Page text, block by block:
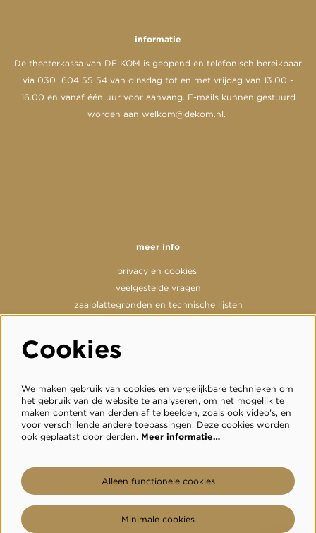
informatie
De theaterkassa van DE KOM is geopend en telefonisch bereikbaar
via 030 604 55 54 van dinsdag tot en met vrijdag van 13.00 -
16.00 en vanaf één uur voor aanvang. E-mails kunnen gestuurd
worden aan welkom@dekom.nl.
meer info
privacy en cookies
veelgestelde vragen
zaalplattegronden en technische lijsten
meld je aan voor de nieuwsbrief
Cookies
We maken gebruik van cookies en vergelijkbare technieken om
het gebruik van de website te analyseren, om het mogelijk te
maken content van derden af te beelden, zoals ook video’s, en
voor verschillende andere toepassingen. Deze cookies worden
ook geplaatst door derden. Meer informatie…
Alleen functionele cookies
Minimale cookies